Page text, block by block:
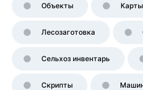
Объекты
Лесозаготовка
Сельхоз инвентарь
Скрипты